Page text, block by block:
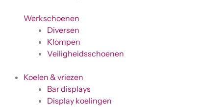
Werkschoenen
Diversen
Klompen
Veiligheidsschoenen
Koelen & vriezen
Bar displays
Display koelingen